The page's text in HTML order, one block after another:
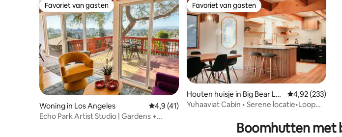
Favoriet van gasten
Favoriet van gasten
Woning in Los Angeles Gemiddelde beoordeling van 4,9 op 5, 41 recensies
4,9 (41)
Echo Park Artist Studio | Gardens +
Favoriet van gasten
Favoriet van gasten
Houten huisje in Big Bear Lak
e
Gemiddelde
4,92 (233)
Yuhaaviat Cabin • Serene locatie•Loop
Boomhutten met